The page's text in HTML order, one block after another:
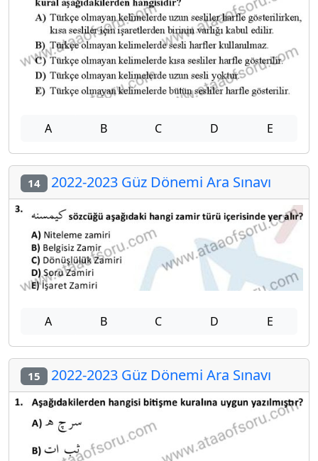
A B C D E
14 2022-2023 Güz Dönemi Ara Sınavı
A B C D E
15 2022-2023 Güz Dönemi Ara Sınavı